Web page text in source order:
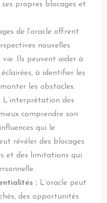
propres blocages et
de l’oracle offrent
nouvelles
Ils peuvent aider à
à identifier les
les obstacles.
L’interprétation des
comprendre son
qui le
révéler des blocages
et des limitations qui
: L’oracle peut
des opportunités